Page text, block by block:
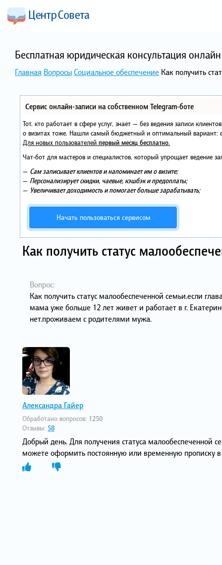
Бесплатная юридическая консультация
Главная ВопросыСоциальное обеспечение Как получить
Сервис онлайн-записи на собственном Telegram-боте
Тот, кто работает в сфере услуг, знает — без ведения записи
о визитах тоже. Нашли самый бюджетный и оптимальный вариант:
Для новых пользователей первый месяц бесплатно.
Чат-бот для мастеров и специалистов, который упрощает ведение
— Сам записывает клиентов и напоминает им о визите;
— Персонализирует скидки, чаевые, кэшбэк и предоплаты;
— Увеличивает доходимость и помогает больше зарабатывать;
Начать пользоваться сервисом
Как получить статус
Вопрос:
Как получить статус малообеспеченной семьи.если
мама уже больше 12 лет живет и работает в г.
нет.проживаем с родителями мужа.
Александра Гайер
Обработано вопросов: 1250
Отзывы: 58
Добрый день. Для получения статуса малообеспеченной
можете оформить постоянную или временную прописку